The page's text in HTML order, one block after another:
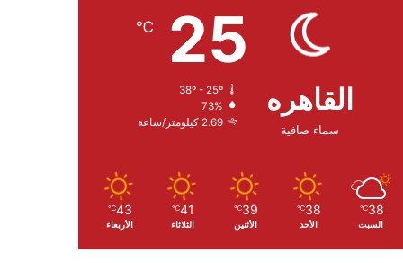
القاهره
سماء صافية
25
℃
38º - 25º
73%
2.69 كيلومتر/ساعة
38
℃
السبت
38
℃
الأحد
39
℃
الأثنين
41
℃
الثلاثاء
43
℃
الأربعاء